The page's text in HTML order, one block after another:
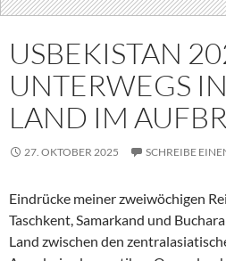
USBEKISTAN
UNTERWEGS
LAND IM
27. OKTOBER 2025 SCHREIBE
Eindrücke meiner zweiwöchigen
Taschkent, Samarkand und
Land zwischen den